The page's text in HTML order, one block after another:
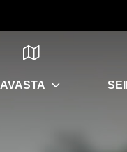
AVASTA